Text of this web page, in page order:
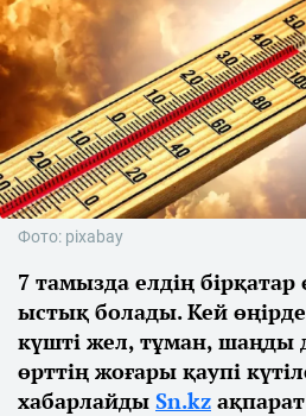
Фото: pixabay
7 тамызда елдің бірқатар
ыстық болады. Кей
күшті жел, тұман, шаңды
өрттің жоғары қаупі
хабарлайды Sn.kz